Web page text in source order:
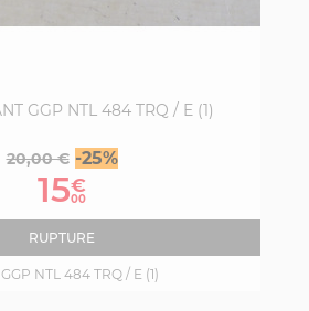
GGP NTL 484 TRQ / E (1)
Prix
base
20,00 € -25%Prix
15€
00
RUPTURE
GGP NTL 484 TRQ / E (1)